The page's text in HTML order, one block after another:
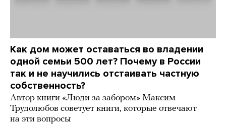
Как дом может оставаться во владении
одной семьи 500 лет? Почему в России
так и не научились отстаивать частную
собственность?
Автор книги «Люди за забором» Максим
Трудолюбов советует книги, которые отвечают
на эти вопросы